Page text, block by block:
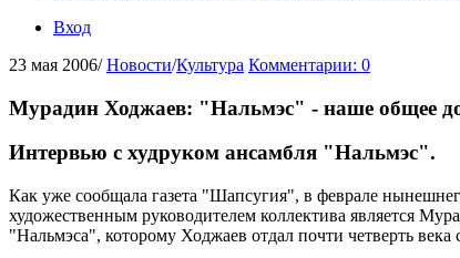
Вход
23 мая 2006/ Новости/Культура Комментарии: 0
Мурадин Ходжаев: "Нальмэс" - наше общее
Интервью с худруком ансамбля "Нальмэс".
Как уже сообщала газета "Шапсугия", в феврале
художественным руководителем коллектива является
"Нальмэса", которому Ходжаев отдал почти четверть века